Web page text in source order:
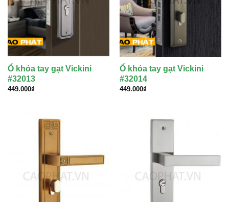
Ổ khóa tay gạt Vickini
#32013
449.000₫
Ổ khóa tay gạt Vickini
#32014
449.000₫